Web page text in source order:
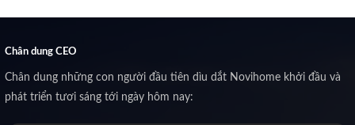
Chân dung CEO
Chân dung những con người đầu tiên dìu dắt Novihome khởi đầu và
phát triển tươi sáng tới ngày hôm nay: